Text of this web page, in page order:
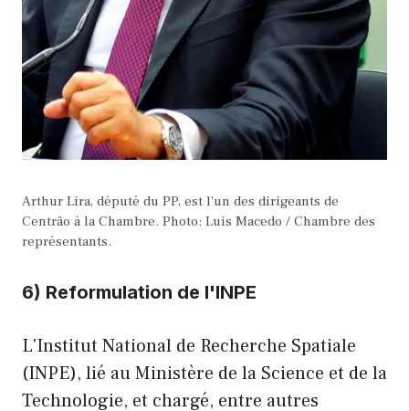
Arthur Lira, député du PP, est l'un des dirigeants de
Centrão à la Chambre. Photo: Luis Macedo / Chambre des
représentants.
6) Reformulation de l'INPE
L'Institut National de Recherche Spatiale
(INPE), lié au Ministère de la Science et de la
Technologie, et chargé, entre autres